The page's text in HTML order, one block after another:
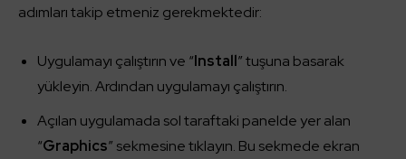
adımları takip etmeniz gerekmektedir:
Uygulamayı çalıştırın ve “Install” tuşuna basarak
yükleyin. Ardından uygulamayı çalıştırın.
Açılan uygulamada sol taraftaki panelde yer alan
“Graphics” sekmesine tıklayın. Bu sekmede ekran